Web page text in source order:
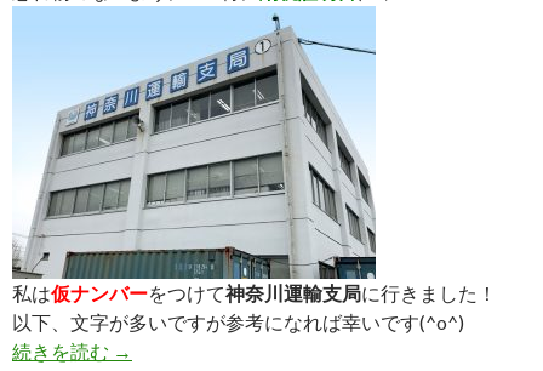
私は仮ナンバーをつけて神奈川運輸支局に行きました！
以下、文字が多いですが参考になれば幸いです(^o^)
続きを読む ユーザー車検体験記＜実践編・後＞
→